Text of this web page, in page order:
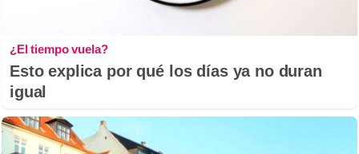
¿El tiempo vuela?
Esto explica por qué los días ya no duran
igual